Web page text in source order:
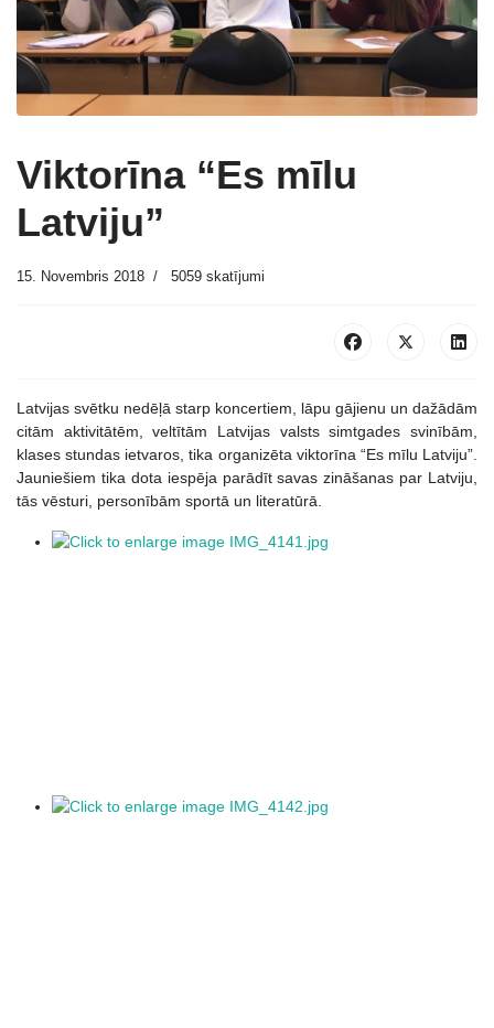
Viktorīna “Es mīlu
Latviju”
15. Novembris 2018 5059 skatījumi
Latvijas svētku nedēļā starp koncertiem, lāpu gājienu un dažādām
citām aktivitātēm, veltītām Latvijas valsts simtgades svinībām,
klases stundas ietvaros, tika organizēta viktorīna “Es mīlu Latviju”.
Jauniešiem tika dota iespēja parādīt savas zināšanas par Latviju,
tās vēsturi, personībām sportā un literatūrā.